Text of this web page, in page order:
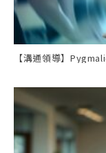
【溝通領導】